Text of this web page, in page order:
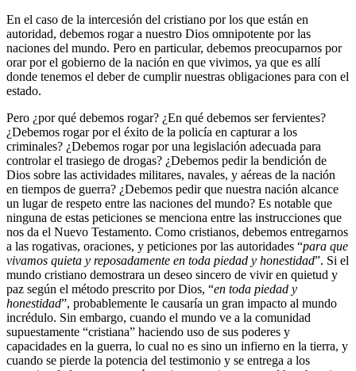
En el caso de la intercesión del cristiano por los que están en
autoridad, debemos rogar a nuestro Dios omnipotente por las
naciones del mundo. Pero en particular, debemos preocuparnos por
orar por el gobierno de la nación en que vivimos, ya que es allí
donde tenemos el deber de cumplir nuestras obligaciones para con el
estado.
Pero ¿por qué debemos rogar? ¿En qué debemos ser fervientes?
¿Debemos rogar por el éxito de la policía en capturar a los
criminales? ¿Debemos rogar por una legislación adecuada para
controlar el trasiego de drogas? ¿Debemos pedir la bendición de
Dios sobre las actividades militares, navales, y aéreas de la nación
en tiempos de guerra? ¿Debemos pedir que nuestra nación alcance
un lugar de respeto entre las naciones del mundo? Es notable que
ninguna de estas peticiones se menciona entre las instrucciones que
nos da el Nuevo Testamento. Como cristianos, debemos entregarnos
a las rogativas, oraciones, y peticiones por las autoridades “para que
vivamos quieta y reposadamente en toda piedad y honestidad”. Si el
mundo cristiano demostrara un deseo sincero de vivir en quietud y
paz según el método prescrito por Dios, “en toda piedad y
honestidad”, probablemente le causaría un gran impacto al mundo
incrédulo. Sin embargo, cuando el mundo ve a la comunidad
supuestamente “cristiana” haciendo uso de sus poderes y
capacidades en la guerra, lo cual no es sino un infierno en la tierra, y
cuando se pierde la potencia del testimonio y se entrega a los